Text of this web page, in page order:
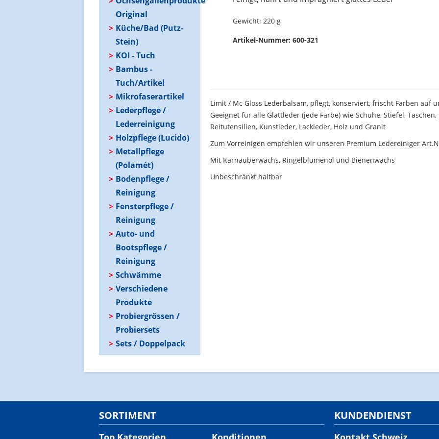
Original
Küche/Bad (Putz-
Stein)
KOI - Tuch
Bambus -
Tuch/Artikel
Mikrofaserartikel
Lederpflege /
Lederreinigung
Holzpflege (Lucido)
Metallpflege
(Polamét)
Bodenpflege /
Reinigung
Fensterpflege /
Reinigung
Auto- und
Bootspflege /
Reinigung
Schwämme
Verschiedene
Produkte
Probiergrössen /
Probiersets
Sets / Doppelpack
Gewicht: 220 g
Artikel-Nummer: 600-321
Limit / Mc Gloss Lederbalsam, pflegt, konserviert, frischt Farben auf
Geeignet für alle Glattleder (jede Farbe) wie Schuhe, Stiefel,
Reitutensilien, Kunstleder, Lackleder, Holz und Granit
Zum Vorreinigen empfehlen wir unseren Premium Ledereiniger
Mit Karnauberwachs, Ringelblumenöl und Bienenwachs
Unbeschränkt haltbar
SORTIMENT KUNDENDIENST